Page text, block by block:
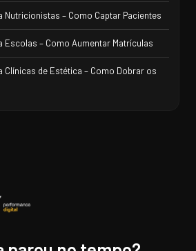
Nutricionistas – Como Captar Pacientes
Escolas – Como Aumentar Matrículas
Clínicas de Estética – Como Dobrar os